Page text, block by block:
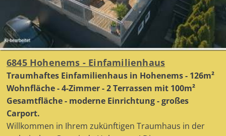
6845 Hohenems - Einfamilienhaus
Traumhaftes Einfamilienhaus in Hohenems - 126m²
Wohnfläche - 4-Zimmer - 2 Terrassen mit 100m²
Gesamtfläche - moderne Einrichtung - großes
Carport.
Willkommen in Ihrem zukünftigen Traumhaus in der